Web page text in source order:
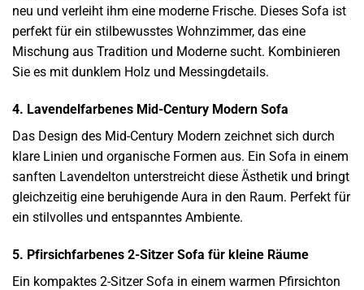
neu und verleiht ihm eine moderne Frische. Dieses Sofa ist
perfekt für ein stilbewusstes Wohnzimmer, das eine
Mischung aus Tradition und Moderne sucht. Kombinieren
Sie es mit dunklem Holz und Messingdetails.
4. Lavendelfarbenes Mid-Century Modern Sofa
Das Design des Mid-Century Modern zeichnet sich durch
klare Linien und organische Formen aus. Ein Sofa in einem
sanften Lavendelton unterstreicht diese Ästhetik und bringt
gleichzeitig eine beruhigende Aura in den Raum. Perfekt für
ein stilvolles und entspanntes Ambiente.
5. Pfirsichfarbenes 2-Sitzer Sofa für kleine Räume
Ein kompaktes 2-Sitzer Sofa in einem warmen Pfirsichton